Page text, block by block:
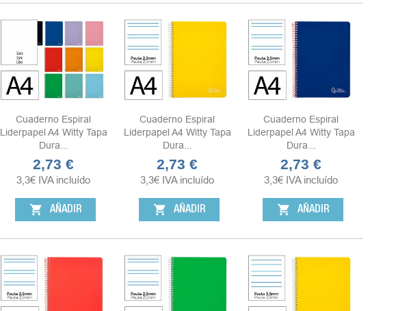
Cuaderno Espiral
Liderpapel A4 Witty Tapa
Dura...
Precio
2,73 €
3,3€ IVA incluído
shopping_cart AÑADIR
Cuaderno Espiral
Liderpapel A4 Witty Tapa
Dura...
Precio
2,73 €
3,3€ IVA incluído
shopping_cart AÑADIR
Cuaderno Espiral
Liderpapel A4 Witty Tapa
Dura...
Precio
2,73 €
3,3€ IVA incluído
shopping_cart AÑADIR